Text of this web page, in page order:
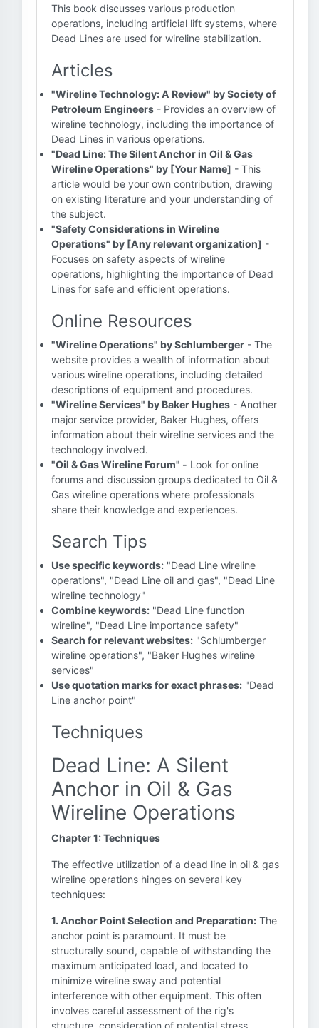
This book discusses various production
operations, including artificial lift systems, where
Dead Lines are used for wireline stabilization.
Articles
"Wireline Technology: A Review" by Society of
Petroleum Engineers - Provides an overview of
wireline technology, including the importance of
Dead Lines in various operations.
"Dead Line: The Silent Anchor in Oil & Gas
Wireline Operations" by [Your Name] - This
article would be your own contribution, drawing
on existing literature and your understanding of
the subject.
"Safety Considerations in Wireline
Operations" by [Any relevant organization] -
Focuses on safety aspects of wireline
operations, highlighting the importance of Dead
Lines for safe and efficient operations.
Online Resources
"Wireline Operations" by Schlumberger - The
website provides a wealth of information about
various wireline operations, including detailed
descriptions of equipment and procedures.
"Wireline Services" by Baker Hughes - Another
major service provider, Baker Hughes, offers
information about their wireline services and the
technology involved.
"Oil & Gas Wireline Forum" - Look for online
forums and discussion groups dedicated to Oil &
Gas wireline operations where professionals
share their knowledge and experiences.
Search Tips
Use specific keywords: "Dead Line wireline
operations", "Dead Line oil and gas", "Dead Line
wireline technology"
Combine keywords: "Dead Line function
wireline", "Dead Line importance safety"
Search for relevant websites: "Schlumberger
wireline operations", "Baker Hughes wireline
services"
Use quotation marks for exact phrases: "Dead
Line anchor point"
Techniques
Dead Line: A Silent
Anchor in Oil & Gas
Wireline Operations
Chapter 1: Techniques
The effective utilization of a dead line in oil & gas
wireline operations hinges on several key
techniques:
1. Anchor Point Selection and Preparation: The
anchor point is paramount. It must be
structurally sound, capable of withstanding the
maximum anticipated load, and located to
minimize wireline sway and potential
interference with other equipment. This often
involves careful assessment of the rig's
structure, consideration of potential stress